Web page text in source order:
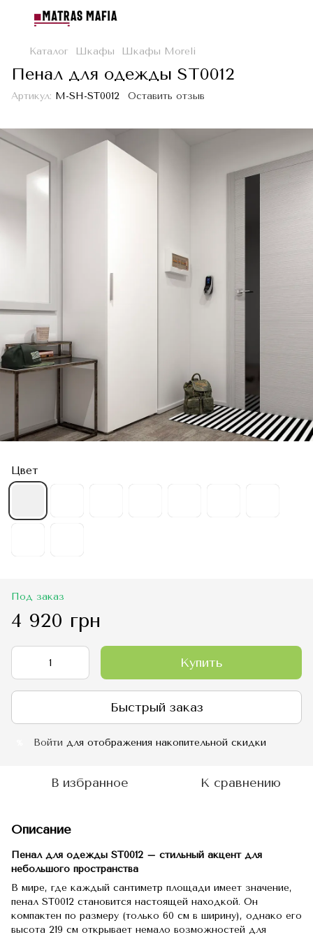
Каталог Шкафы Шкафы Moreli
Пенал для одежды SТ0012
Артикул: M-SH-SТ0012 Оставить отзыв
Цвет
Под заказ
4 920 грн
Купить
Быстрый заказ
Войти для отображения накопительной скидки
В избранное К сравнению
Описание
Пенал для одежды SТ0012 – стильный акцент для
небольшого пространства
В мире, где каждый сантиметр площади имеет значение,
пенал ST0012 становится настоящей находкой. Он
компактен по размеру (только 60 см в ширину), однако его
высота 219 см открывает немало возможностей для